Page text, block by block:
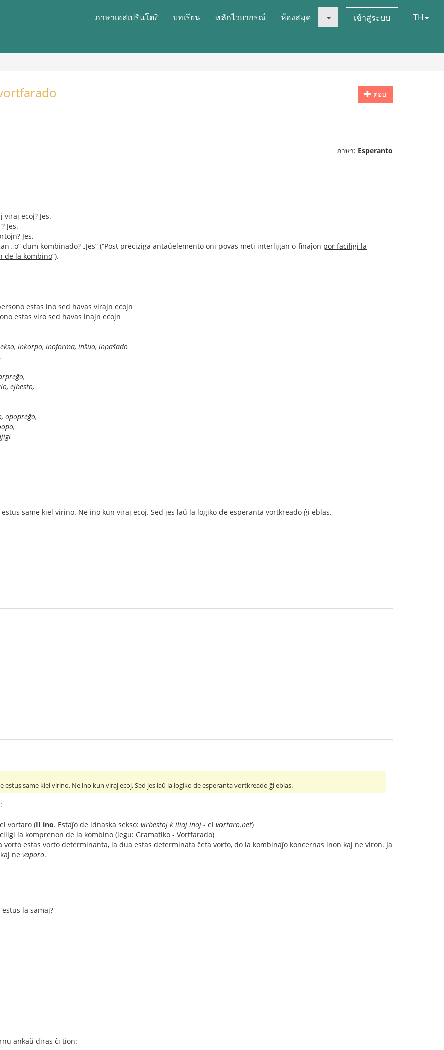
ภาษาเอสเปรันโต? บทเรียน หลักไวยากรณ์ ห้องสมุด เข้าสู่ระบบ TH
ตอบ
ภาษา: Esperanto
ecoj? Jes.
Jes.
Jes.
„o” dum kombinado? „Jes” (“Post preciziga antaŭelemento oni povas meti interligan o-finaĵon por faciligi la
de la kombino”).
estas ino sed havas virajn ecojn
estas viro sed havas inajn ecojn
inkorpo, inoforma, inŝuo, inpaŝado
ejbesto,
opopreĝo,
same kiel virino. Ne ino kun viraj ecoj. Sed jes laŭ la logiko de esperanta vortkreado ĝi eblas.
estus same kiel virino. Ne ino kun viraj ecoj. Sed jes laŭ la logiko de esperanta vortkreado ĝi eblas.
vortaro (II ino. Estaĵo de idnaska sekso: virbestoj k iliaj inoj - el vortaro.net)
la komprenon de la kombino (legu: Gramatiko - Vortfarado)
vorto estas vorto determinanta, la dua estas determinata ĉefa vorto, do la kombinaĵo koncernas inon kaj ne viron. Ja
kaj ne vaporo.
la samaj?
ankaŭ diras ĉi tion: